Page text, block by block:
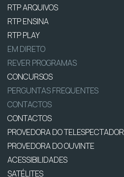
RTP ARQUIVOS
RTP ENSINA
RTP PLAY
EM DIRETO
REVER PROGRAMAS
CONCURSOS
PERGUNTAS FREQUENTES
CONTACTOS
CONTACTOS
PROVEDORA DO TELESPECTADOR
PROVEDORA DO OUVINTE
ACESSIBILIDADES
SATÉLITES